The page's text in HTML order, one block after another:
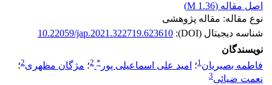
اصل مقاله (1.36 M
)
نوع مقاله: مقاله پژوهشی
شناسه دیجیتال (DOI):
10.22059/jap.2021.322719.623610
نویسندگان
فاطمه بصیریان1؛ امید علی اسماعیلی پور *
2؛ مژگان مظهری2؛
نعمت ضیائی3